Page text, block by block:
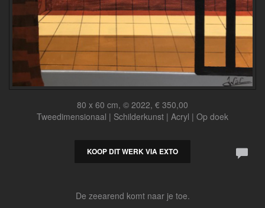
80 x 60 cm, © 2022, € 350,00
Tweedimensionaal | Schilderkunst | Acryl | Op doek
KOOP DIT WERK VIA EXTO
De zeearend komt naar je toe.